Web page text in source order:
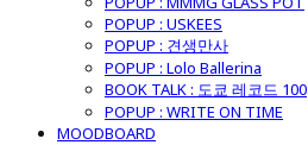
POPUP : USKEES
POPUP : 견생만사
POPUP : Lolo Ballerina
BOOK TALK : 도쿄 레코드 100
POPUP : WRITE ON TIME
MOODBOARD